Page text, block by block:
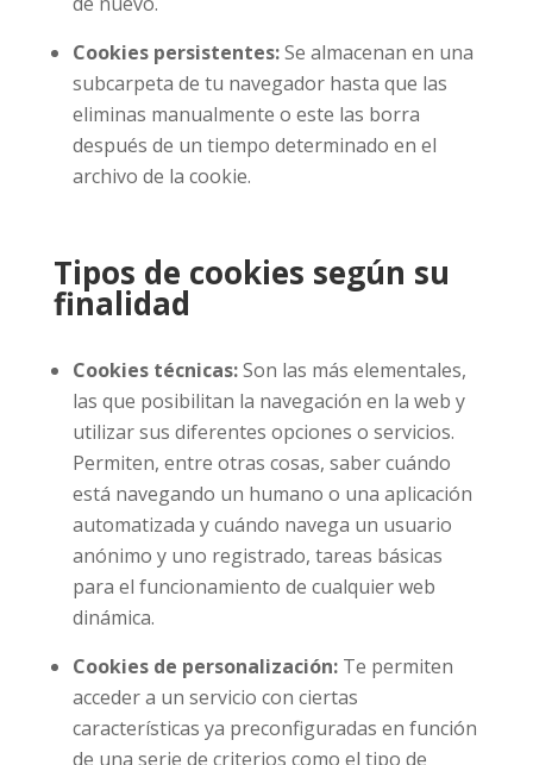
Cookies persistentes:Se almacenan en una
subcarpeta de tu navegador hasta que las
eliminas manualmente o este las borra
después de un tiempo determinado en el
archivo de la cookie.
Tipos de cookies según su
finalidad
Cookies técnicas:Son las más elementales,
las que posibilitan la navegación en la web y
utilizar sus diferentes opciones o servicios.
Permiten, entre otras cosas, saber cuándo
está navegando un humano o una aplicación
automatizada y cuándo navega un usuario
anónimo y uno registrado, tareas básicas
para el funcionamiento de cualquier web
dinámica.
Cookies de personalización:Te permiten
acceder a un servicio con ciertas
características ya preconfiguradas en función
de una serie de criterios como el tipo de